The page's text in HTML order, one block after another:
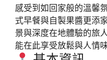
感受到如回家般的溫馨
式早餐與自製果醬更添
景與深度在地體驗的旅
能在此享受放鬆與人情